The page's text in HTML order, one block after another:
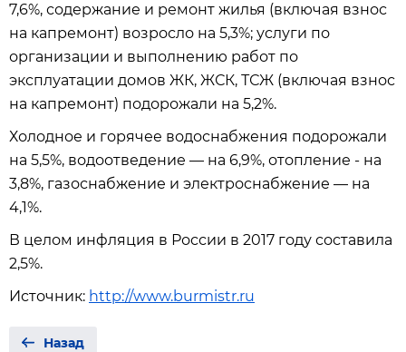
7,6%, содержание и ремонт жилья (включая взнос
на капремонт) возросло на 5,3%; услуги по
организации и выполнению работ по
эксплуатации домов ЖК, ЖСК, ТСЖ (включая взнос
на капремонт) подорожали на 5,2%.
Холодное и горячее водоснабжения подорожали
на 5,5%, водоотведение — на 6,9%, отопление - на
3,8%, газоснабжение и электроснабжение — на
4,1%.
В целом инфляция в России в 2017 году составила
2,5%.
Источник: http://www.burmistr.ru
Назад